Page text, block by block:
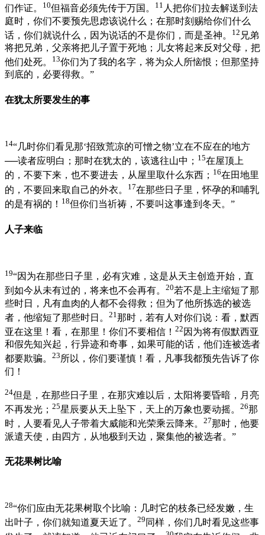
们作证。
10但福音必须先传于万国。 11 人把你们拉去解送到法
庭时，你们不要预先思虑该说什么；在那时刻赐给你们什么
话，你们就说什么，因为说话的不是你们，而是圣神。
12 兄弟
将把兄弟，父亲将把儿子置于死地；儿女将起来反对父母，把
他们处死。
13你们为了我的名字，将为众人所恼恨；但那坚持
到底的，必要得救。”
在犹太所要发生的事
14“几时你们看见那‘招致荒凉的可憎之物’立在不应在的地方
──读者应明白；那时在犹太的，该逃往山中； 15在屋顶上
的，不要下来，也不要进去，从屋里取什么东西； 16在田地里
的，不要回来取自己的外衣。
17在那些日子里，怀孕的和哺乳
的是有祸的！ 18但你们当祈祷，不要叫这事逢到冬天。”
人子来临
19“因为在那些日子里，必有灾难，这是从天主创造开始，直
到如今从未有过的，将来也不会再有。 20若不是上主缩短了那
些时日，凡有血肉的人都不会得救；但为了他所拣选的被选
者，他缩短了那些时日。 21 那时，若有人对你们说：看，默西
亚在这里！看，在那里！你们不要相信！ 22 因为将有假默西亚
和假先知兴起，行异迹和奇事，如果可能的话，他们连被选者
都要欺骗。 23所以，你们要谨慎！看，凡事我都预先告诉了你
们！
24但是，在那些日子里，在那灾难以后，太阳将要昏暗，月亮
不再发光； 25星辰要从天上坠下，天上的万象也要动摇。 26那
时，人要看见人子带着大威能和光荣乘云降来。 27那时，他要
派遣天使，由四方，从地极到天边，聚集他的被选者。”
无花果树比喻
28“你们应由无花果树取个比喻：几时它的枝条已经发嫩，生
出叶子，你们就知道夏天近了。 29 同样，你们几时看见这些事